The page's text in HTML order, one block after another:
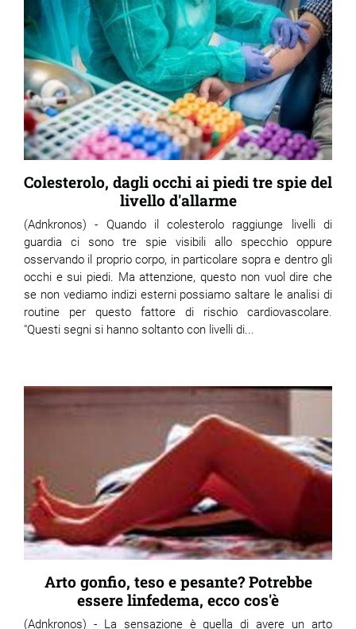
Colesterolo, dagli occhi ai piedi tre spie del
livello d'allarme
(Adnkronos) - Quando il colesterolo raggiunge livelli di
guardia ci sono tre spie visibili allo specchio oppure
osservando il proprio corpo, in particolare sopra e dentro gli
occhi e sui piedi. Ma attenzione, questo non vuol dire che
se non vediamo indizi esterni possiamo saltare le analisi di
routine per questo fattore di rischio cardiovascolare.
"Questi segni si hanno soltanto con livelli di...
Arto gonfio, teso e pesante? Potrebbe
essere linfedema, ecco cos'è
(Adnkronos) - La sensazione è quella di avere un arto